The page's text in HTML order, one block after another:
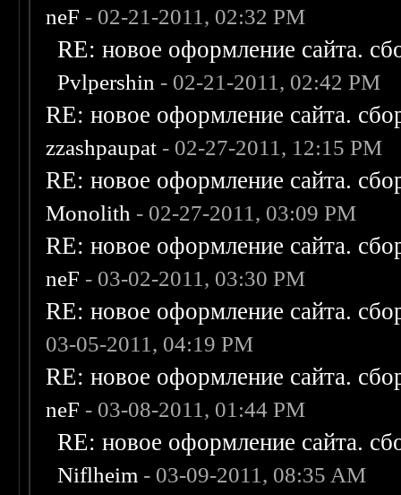
neF - 02-21-2011, 02:32 PM
RE: новое оформление сайта.
Pvlpershin - 02-21-2011, 02:42 PM
RE: новое оформление сайта.
zzashpaupat - 02-27-2011, 12:15 PM
RE: новое оформление сайта.
Monolith - 02-27-2011, 03:09 PM
RE: новое оформление сайта.
neF - 03-02-2011, 03:30 PM
RE: новое оформление сайта.
03-05-2011, 04:19 PM
RE: новое оформление сайта.
neF - 03-08-2011, 01:44 PM
RE: новое оформление сайта.
Niflheim - 03-09-2011, 08:35 AM